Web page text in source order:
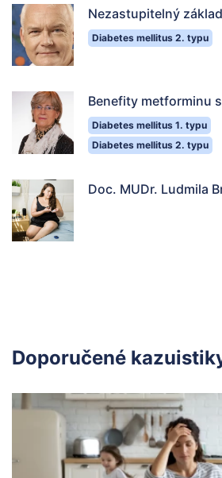
Nezastupitelný
Diabetes mellitus 2. typu
Benefity metforminu
Diabetes mellitus 1. typu
Diabetes mellitus 2. typu
Doc. MUDr. Ludmila
Doporučené